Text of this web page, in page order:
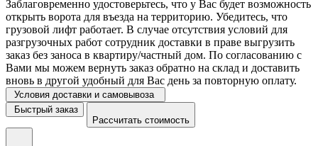
Заблаговременно удостоверьтесь, что у Вас будет возможность
открыть ворота для въезда на территорию. Убедитесь, что
грузовой лифт работает. В случае отсутствия условий для
разгрузочных работ сотрудник доставки в праве выгрузить
заказ без заноса в квартиру/частный дом. По согласованию с
Вами мы можем вернуть заказ обратно на склад и доставить
вновь в другой удобный для Вас день за повторную оплату.
Условия доставки и самовывоза
Быстрый заказ
Рассчитать стоимость